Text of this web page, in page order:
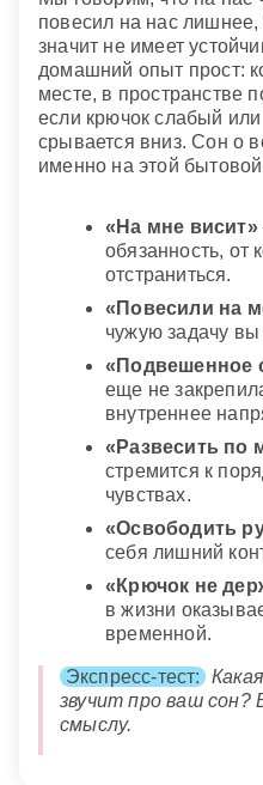
повесил на нас
значит не имеет
домашний опыт прост:
месте, в пространстве
если крючок слабый
срывается вниз. Сон о
именно на этой
«На мне висит»
обязанность, от
отстраниться.
«Повесили на
чужую задачу вы
«Подвешенное
еще не
внутреннее
«Развесить по
стремится к
чувствах.
«Освободить
себя лишний
«Крючок не
в жизни
временной.
Экспресс-тест:
звучит про ваш сон?
смыслу.